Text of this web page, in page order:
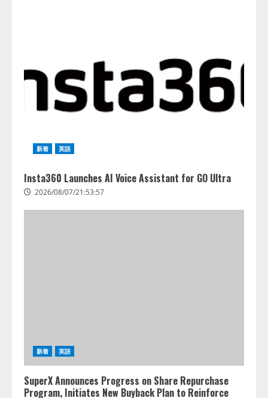
新着 英語
Insta360 Launches AI Voice Assistant for GO Ultra
2026/08/07/21:53:57
新着 英語
SuperX Announces Progress on Share Repurchase
Program, Initiates New Buyback Plan to Reinforce